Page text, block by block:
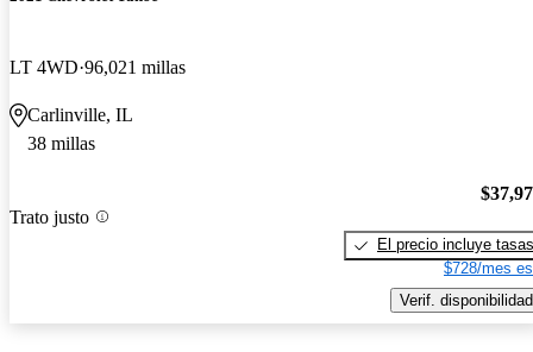
LT 4WD 96,021 millas
Carlinville, IL
38 millas
Trato justo
El precio incluye tasas
$728/mes
Verif. disponibilidad